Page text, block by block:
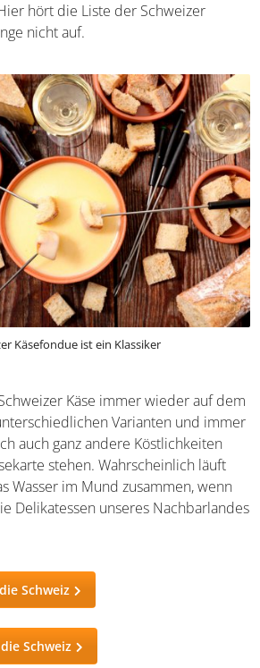
bestens bedient. Doch
der Schweizer Spezialitäten noch
Käse immer wieder auf
in unterschiedlichen Varianten und
doch auch ganz andere
auf der Speisekarte stehen.
gleich schon das Wasser im
ihr erste Blicke auf die
Schweiz
Schweiz